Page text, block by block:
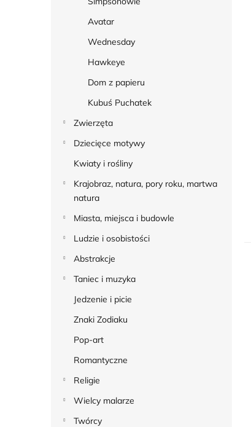
Avatar
Wednesday
Hawkeye
Dom z papieru
Kubuś Puchatek
Zwierzęta
Dziecięce motywy
Kwiaty i rośliny
Krajobraz, natura, pory roku, martwa
natura
Miasta, miejsca i budowle
Ludzie i osobistości
Abstrakcje
Taniec i muzyka
Jedzenie i picie
Znaki Zodiaku
Pop-art
Romantyczne
Religie
Wielcy malarze
Twórcy